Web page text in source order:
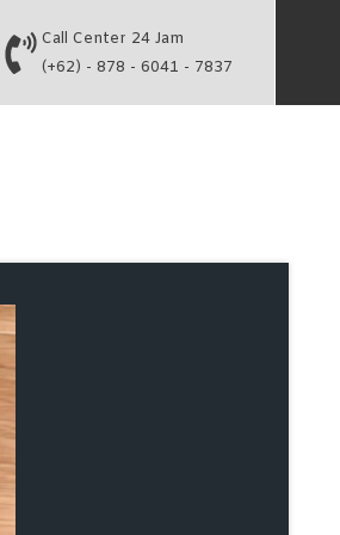
Call Center 24 Jam
(+62) - 878 - 6041 - 7837